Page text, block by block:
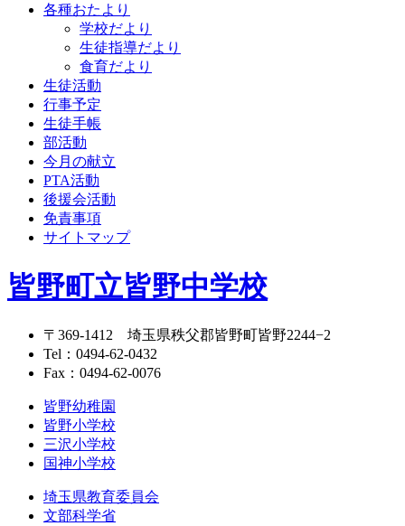
各種おたより
学校だより
生徒指導だより
食育だより
生徒活動
行事予定
生徒手帳
部活動
今月の献立
PTA活動
後援会活動
免責事項
サイトマップ
皆野町立皆野中学校
〒369-1412 埼玉県秩父郡皆野町皆野2244−2
Tel： 0494-62-0432
Fax：0494-62-0076
皆野幼稚園
皆野小学校
三沢小学校
国神小学校
埼玉県教育委員会
文部科学省